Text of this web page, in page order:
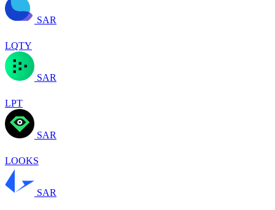
SAR
LQTY
SAR
LPT
SAR
LOOKS
SAR